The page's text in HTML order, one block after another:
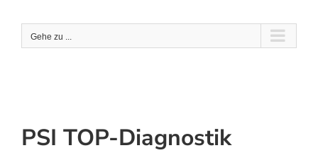
Gehe zu ...
PSI TOP-Diagnostik